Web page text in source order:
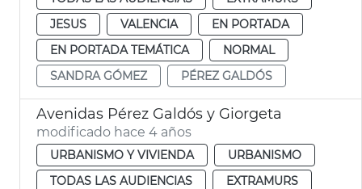
JESUS
VALENCIA
EN PORTADA
EN PORTADA TEMÁTICA
NORMAL
SANDRA GÓMEZ
PÉREZ GALDÓS
Avenidas Pérez Galdós y Giorgeta
modificado hace 4 años
URBANISMO Y VIVIENDA
URBANISMO
TODAS LAS AUDIENCIAS
EXTRAMURS